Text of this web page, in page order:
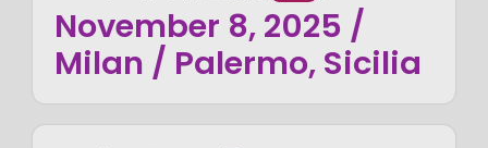
November 8, 2025 /
Milan / Palermo, Sicilia